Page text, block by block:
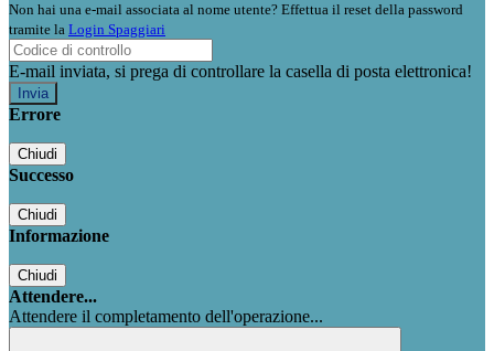
Non hai una e-mail associata al nome utente? Effettua il reset della password
tramite la Login Spaggiari
E-mail inviata, si prega di controllare la casella di posta elettronica!
Errore
Chiudi
Successo
Chiudi
Informazione
Chiudi
Attendere...
Attendere il completamento dell'operazione...